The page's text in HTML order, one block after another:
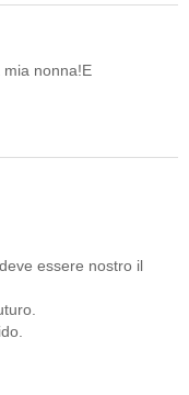
nonna!E
essere nostro il